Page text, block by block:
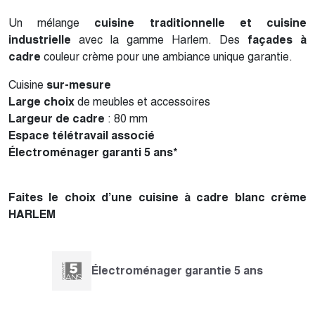
Un mélange cuisine traditionnelle et cuisine
industrielle avec la gamme Harlem. Des façades à
cadre couleur crème pour une ambiance unique garantie.
Cuisine sur-mesure
Large choix de meubles et accessoires
Largeur de cadre : 80 mm
Espace télétravail associé
Électroménager garanti 5 ans*
Faites le choix d’une cuisine à cadre blanc crème
HARLEM
Électroménager garantie 5 ans